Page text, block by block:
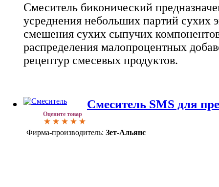
Смеситель биконический
усреднения небольших партий сухих
смешения сухих сыпучих
распределения малопроцентных
рецептур смесевых продуктов.
Оцените товар
Смеситель SMS для
Фирма-производитель: Зет-Альянс